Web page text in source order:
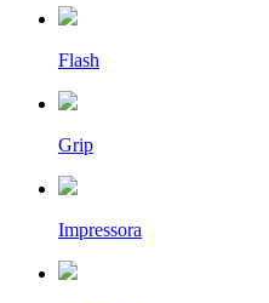
Flash
Grip
Impressora